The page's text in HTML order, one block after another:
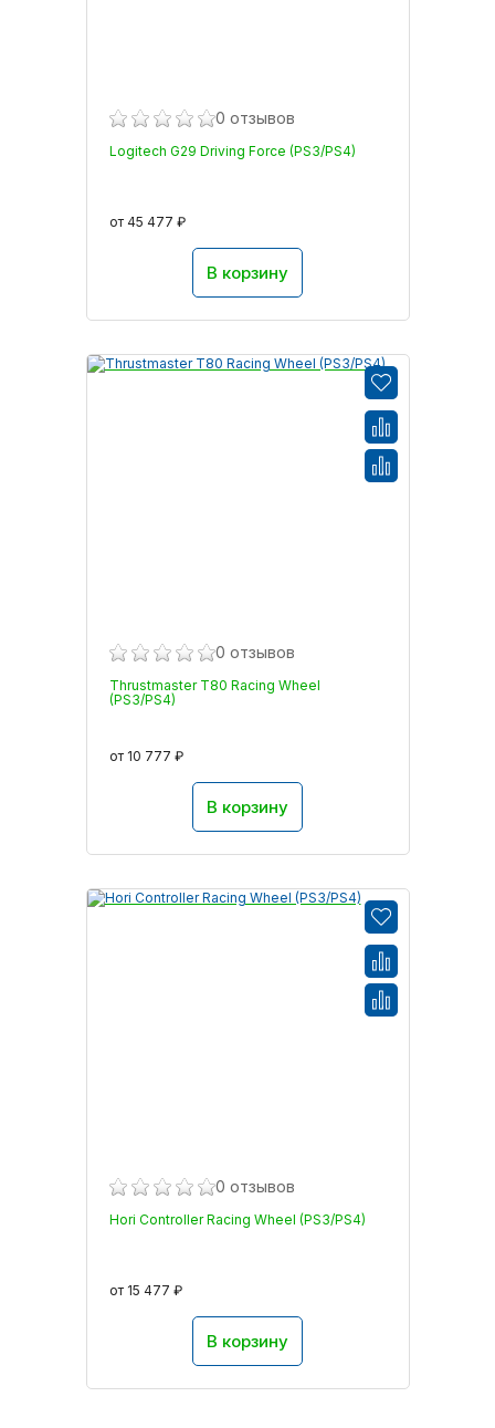
0 отзывов
Logitech G29 Driving Force (PS3/PS4)
от 45 477 ₽
В корзину
0 отзывов
Thrustmaster T80 Racing Wheel
(PS3/PS4)
от 10 777 ₽
В корзину
0 отзывов
Hori Controller Racing Wheel (PS3/PS4)
от 15 477 ₽
В корзину